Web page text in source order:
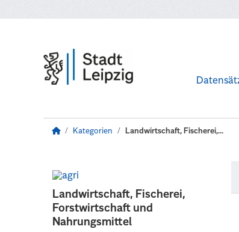
Kategorien Landwirtschaft, Fischerei,...
Landwirtschaft, Fischerei,
Forstwirtschaft und
Nahrungsmittel